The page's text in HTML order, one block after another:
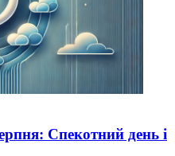
Спекотний день і